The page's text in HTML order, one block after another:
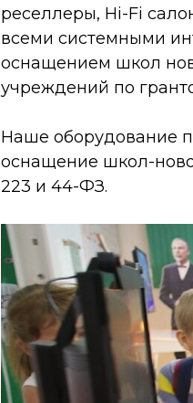
реселлеры, Hi-Fi
всеми системными
оснащением школ
учреждений по
Наше оборудование
оснащение школ-
223 и 44-ФЗ.